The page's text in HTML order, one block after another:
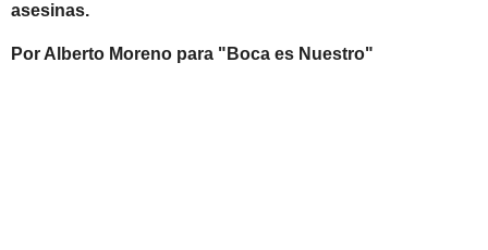
asesinas.
Por Alberto Moreno para "Boca es Nuestro"